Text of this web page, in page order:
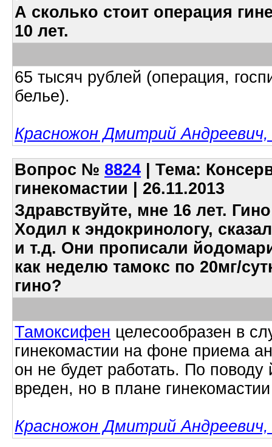
А сколько стоит операция
10 лет.
65 тысяч рублей (операция,
белье).
Красножон Дмитрий Андреевич,
Вопрос № 8824 | Тема:
гинекомастии | 26.11.2013
Здравствуйте, мне 16 лет.
Ходил к эндокринологу,
и т.д. Они прописали
как неделю тамокс по 20мг/
гино?
Тамоксифен целесообразен в
гинекомастии на фоне приема
он не будет работать. По
вреден, но в плане
Красножон Дмитрий Андреевич,